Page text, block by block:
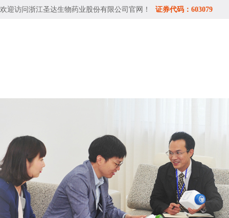
欢迎访问浙江圣达生物药业股份有限公司 官网！ 证券代码：603079